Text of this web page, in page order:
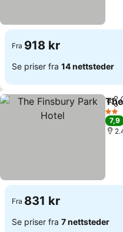
Fra 918 kr
Se priser fra 14 nettsteder
Del
2
7,9
Fra 831 kr
Se priser fra 7 nettsteder